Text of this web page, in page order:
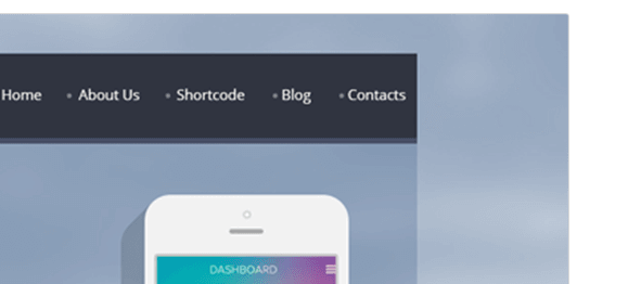
papildinius ar pagalbą. View support
Atnaujinta
Aktyvių instaliacijų
PHP versija